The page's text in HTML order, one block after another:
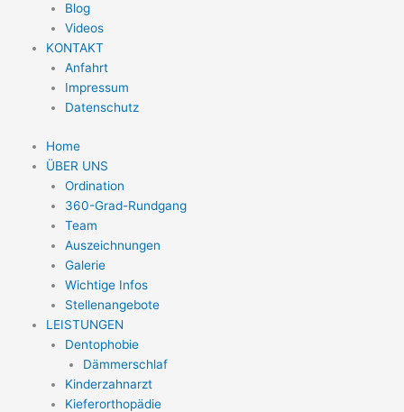
Blog
Videos
KONTAKT
Anfahrt
Impressum
Datenschutz
Home
ÜBER UNS
Ordination
360-Grad-Rundgang
Team
Auszeichnungen
Galerie
Wichtige Infos
Stellenangebote
LEISTUNGEN
Dentophobie
Dämmerschlaf
Kinderzahnarzt
Kieferorthopädie